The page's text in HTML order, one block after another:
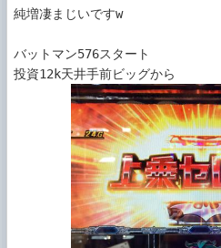
純増凄まじいですw
バットマン576スタート